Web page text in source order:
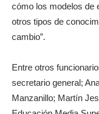
cómo los modelos de
otros tipos de
cambio”.
Entre otros
secretario general;
Manzanillo; Martín